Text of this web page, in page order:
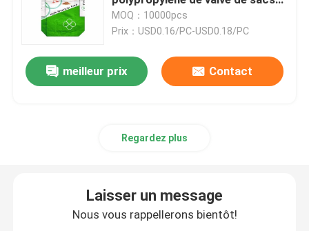
Sacs en papier de Multiwall
Sacs enormes de ciment
Sacs de empaquetage d'alimentation des animaux
de 20KG 40KG pp
MOQ：10000pcs
Prix：USD0.16/PC-USD0.18/PC
meilleur prix Contact
Regardez plus
Laisser un message
Nous vous rappellerons bientôt!